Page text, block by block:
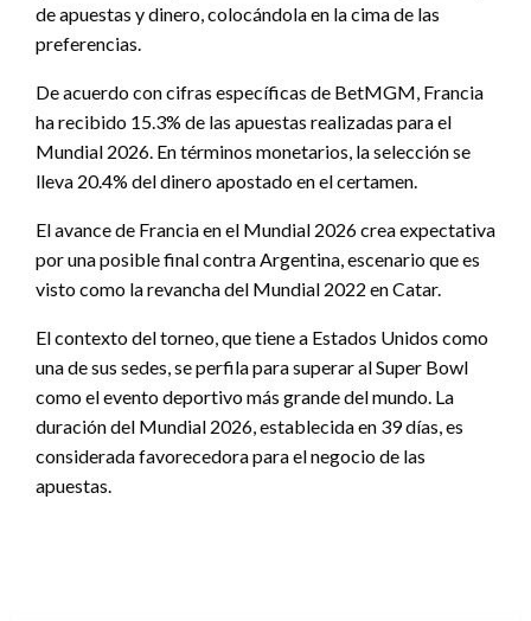
de apuestas y dinero, colocándola en la cima de las
preferencias.
De acuerdo con cifras específicas de BetMGM, Francia
ha recibido 15.3% de las apuestas realizadas para el
Mundial 2026. En términos monetarios, la selección se
lleva 20.4% del dinero apostado en el certamen.
El avance de Francia en el Mundial 2026 crea expectativa
por una posible final contra Argentina, escenario que es
visto como la revancha del Mundial 2022 en Catar.
El contexto del torneo, que tiene a Estados Unidos como
una de sus sedes, se perfila para superar al Super Bowl
como el evento deportivo más grande del mundo. La
duración del Mundial 2026, establecida en 39 días, es
considerada favorecedora para el negocio de las
apuestas.